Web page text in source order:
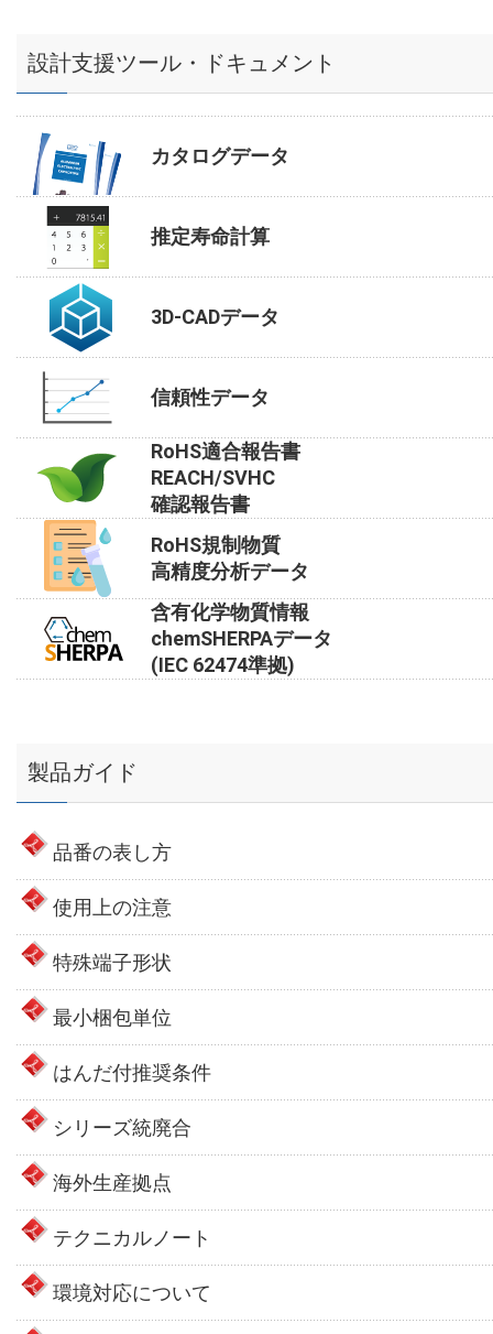
設計支援ツール・ドキュメント
カタログデータ
推定寿命計算
3D-CADデータ
信頼性データ
RoHS適合報告書
REACH/SVHC
確認報告書
RoHS規制物質
高精度分析データ
含有化学物質情報
chemSHERPAデータ
(IEC 62474準拠)
製品ガイド
品番の表し方
使用上の注意
特殊端子形状
最小梱包単位
はんだ付推奨条件
シリーズ統廃合
海外生産拠点
テクニカルノート
環境対応について